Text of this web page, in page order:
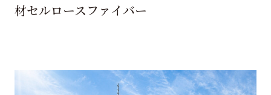
材セルロースファイバー